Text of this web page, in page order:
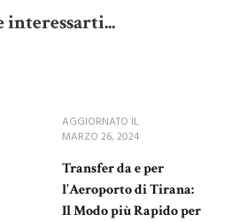
interessarti...
AGGIORNATO IL
MARZO 26, 2024
Transfer da e per
l’Aeroporto di Tirana:
Il Modo più Rapido per